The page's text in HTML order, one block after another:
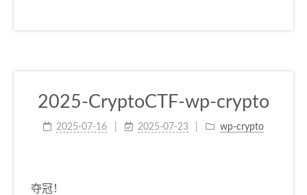
2025-CryptoCTF-wp-crypto
2025-07-16 2025-07-23 wp-crypto
夺冠！